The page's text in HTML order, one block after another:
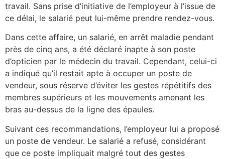
travail. Sans prise d’initiative de l’employeur à l’issue de
ce délai, le salarié peut lui-même prendre rendez-vous.
Dans cette affaire, un salarié, en arrêt maladie pendant
près de cinq ans, a été déclaré inapte à son poste
d’opticien par le médecin du travail. Cependant, celui-ci
a indiqué qu’il restait apte à occuper un poste de
vendeur, sous réserve d’éviter les gestes répétitifs des
membres supérieurs et les mouvements amenant les
bras au-dessus de la ligne des épaules.
Suivant ces recommandations, l’employeur lui a proposé
un poste de vendeur. Le salarié a refusé, considérant
que ce poste impliquait malgré tout des gestes